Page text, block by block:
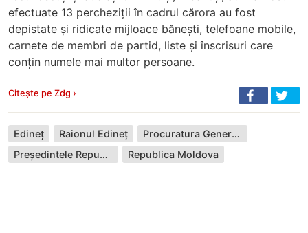
efectuate 13 percheziții în cadrul cărora au fost
depistate și ridicate mijloace bănești, telefoane mobile,
carnete de membri de partid, liste și înscrisuri care
conțin numele mai multor persoane.
Citește pe Zdg ›
Edineț Raionul Edineț
Procuratura Generală
Președintele Republicii Moldova
Republica Moldova